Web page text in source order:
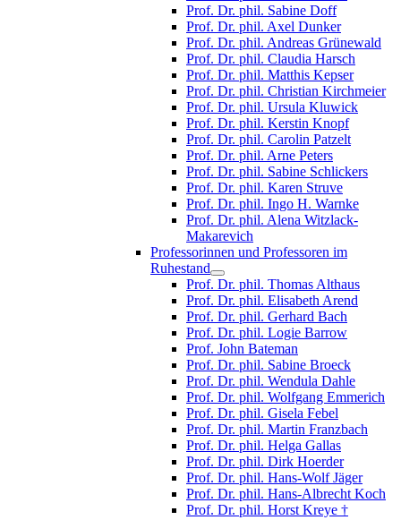
Prof. Dr. phil. Sabine Doff
Prof. Dr. phil. Axel Dunker
Prof. Dr. phil. Andreas Grünewald
Prof. Dr. phil. Claudia Harsch
Prof. Dr. phil. Matthis Kepser
Prof. Dr. phil. Christian Kirchmeier
Prof. Dr. phil. Ursula Kluwick
Prof. Dr. phil. Kerstin Knopf
Prof. Dr. phil. Carolin Patzelt
Prof. Dr. phil. Arne Peters
Prof. Dr. phil. Sabine Schlickers
Prof. Dr. phil. Karen Struve
Prof. Dr. phil. Ingo H. Warnke
Prof. Dr. phil. Alena Witzlack-
Makarevich
Professorinnen und Professoren im
Ruhestand
Prof. Dr. phil. Thomas Althaus
Prof. Dr. phil. Elisabeth Arend
Prof. Dr. phil. Gerhard Bach
Prof. Dr. phil. Logie Barrow
Prof. John Bateman
Prof. Dr. phil. Sabine Broeck
Prof. Dr. phil. Wendula Dahle
Prof. Dr. phil. Wolfgang Emmerich
Prof. Dr. phil. Gisela Febel
Prof. Dr. phil. Martin Franzbach
Prof. Dr. phil. Helga Gallas
Prof. Dr. phil. Dirk Hoerder
Prof. Dr. phil. Hans-Wolf Jäger
Prof. Dr. phil. Hans-Albrecht Koch
Prof. Dr. phil. Horst Kreye †